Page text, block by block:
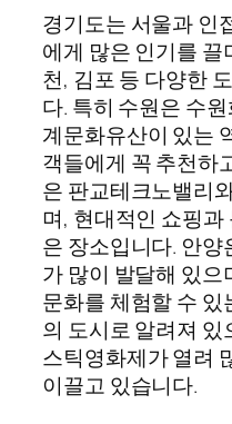
경기도는 서울과 인
에게 많은 인기를 끌
천, 김포 등 다양한
다. 특히 수원은 수
계문화유산이 있는
객들에게 꼭 추천하
은 판교테크노밸리
며, 현대적인 쇼핑과
은 장소입니다. 안양
가 많이 발달해 있
문화를 체험할 수
의 도시로 알려져
스틱영화제가 열려
이끌고 있습니다.